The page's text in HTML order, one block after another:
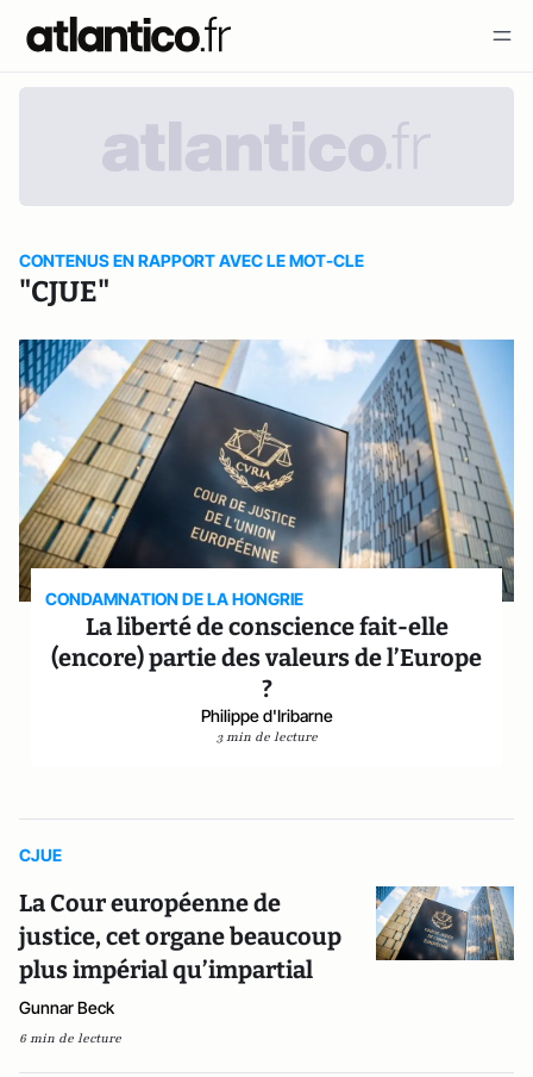
CONTENUS EN RAPPORT AVEC LE MOT-CLE
"CJUE"
CONDAMNATION DE LA HONGRIE
La liberté de conscience fait-elle
(encore) partie des valeurs de l’Europe
?
Philippe d'Iribarne
3 min de lecture
CJUE
La Cour européenne de
justice, cet organe beaucoup
plus impérial qu’impartial
Gunnar Beck
6 min de lecture